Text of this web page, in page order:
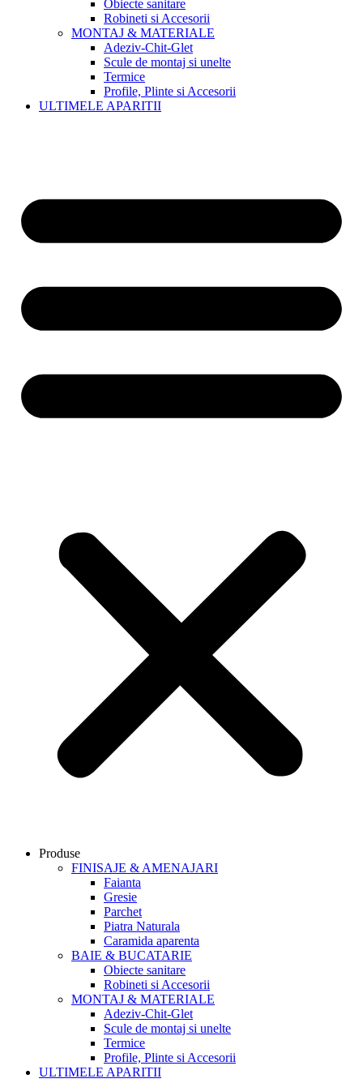
Obiecte sanitare
Robineti si Accesorii
MONTAJ & MATERIALE
Adeziv-Chit-Glet
Scule de montaj si unelte
Termice
Profile, Plinte si Accesorii
ULTIMELE APARITII
Produse
FINISAJE & AMENAJARI
Faianta
Gresie
Parchet
Piatra Naturala
Caramida aparenta
BAIE & BUCATARIE
Obiecte sanitare
Robineti si Accesorii
MONTAJ & MATERIALE
Adeziv-Chit-Glet
Scule de montaj si unelte
Termice
Profile, Plinte si Accesorii
ULTIMELE APARITII